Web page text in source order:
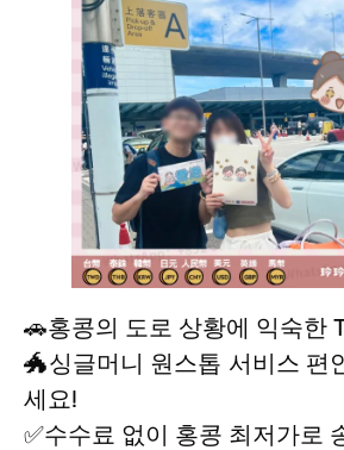
🚗홍콩의 도로 상황에 익숙한
🐲싱글머니 원스톱 서비스 편
세요!
✅수수료 없이 홍콩 최저가로